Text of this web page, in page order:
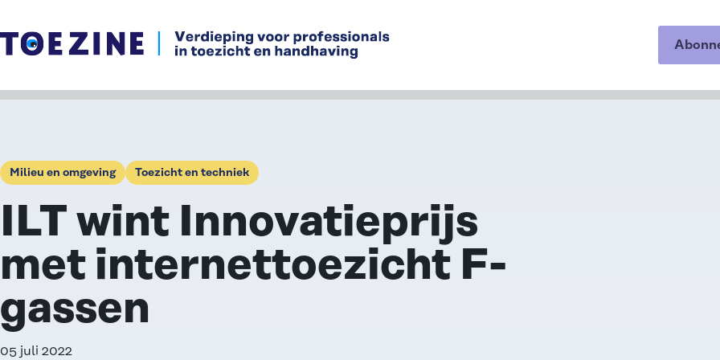
Ga naar de inhoud
op
Milieu en omgeving Toezicht en techniek
ILT wint Innovatieprijs
met internettoezicht F-
gassen
05 juli 2022